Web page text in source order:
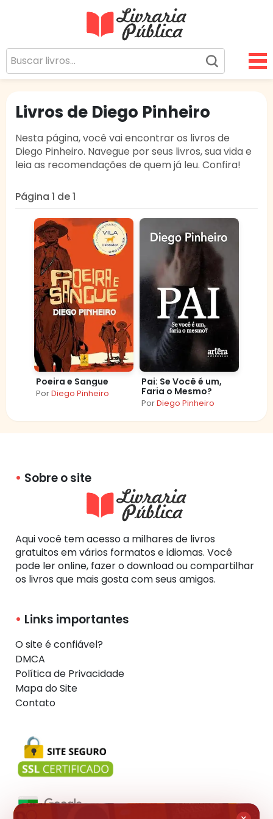
Sua Biblioteca Virtual Gratuita
Livros de Diego Pinheiro
Nesta página, você vai encontrar os livros de
Diego Pinheiro. Navegue por seus livros, sua vida e
leia as recomendações de quem já leu. Confira!
Página 1 de 1
Poeira e Sangue
PorDiego Pinheiro
Pai: Se Você é um,
Faria o Mesmo?
PorDiego Pinheiro
Sobre o site
Aqui você tem acesso a milhares de livros
gratuitos em vários formatos e idiomas. Você
pode ler online, fazer o download ou compartilhar
os livros que mais gosta com seus amigos.
Links importantes
O site é confiável?
DMCA
Política de Privacidade
Mapa do Site
Contato